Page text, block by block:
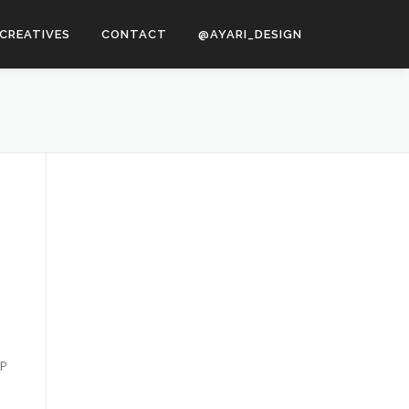
CREATIVES CONTACT @AYARI_DESIGN